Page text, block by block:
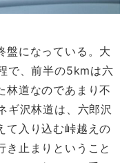
になっている。大
で、前半の5kmは六
林道なのであまり不
ギ沢林道は、六郎沢
て入り込む峠越えの
き止まりということ